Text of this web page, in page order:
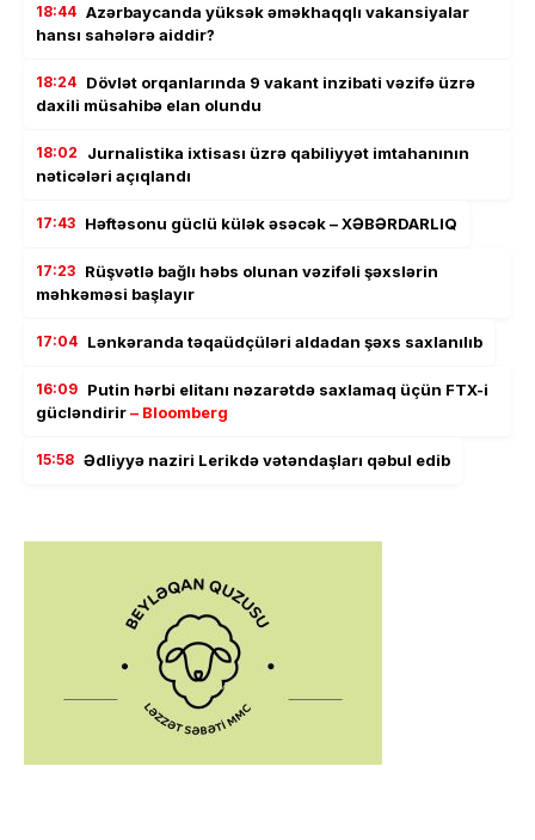
18:44 Azərbaycanda yüksək əməkhaqqlı vakansiyalar
hansı sahələrə aiddir?
18:24 Dövlət orqanlarında 9 vakant inzibati vəzifə üzrə
daxili müsahibə elan olundu
18:02
Jurnalistika ixtisası üzrə qabiliyyət imtahanının
nəticələri açıqlandı
17:43 Həftəsonu güclü külək əsəcək – XƏBƏRDARLIQ
17:23 Rüşvətlə bağlı həbs olunan vəzifəli şəxslərin
məhkəməsi başlayır
17:04 Lənkəranda təqaüdçüləri aldadan şəxs saxlanılıb
16:09 Putin hərbi elitanı nəzarətdə saxlamaq üçün FTX-i
gücləndirir– Bloomberg
15:58 Ədliyyə naziri Lerikdə vətəndaşları qəbul edib